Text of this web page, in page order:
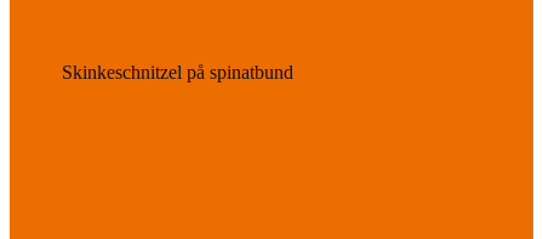
Skinkeschnitzel på spinatbund